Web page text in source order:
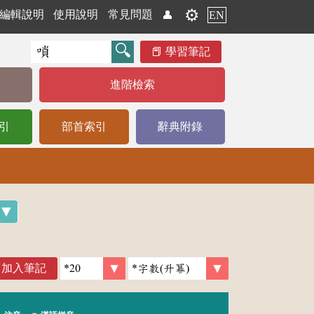
編輯說明 使用說明 常見問題 👤 ⚙️ EN
學習筆記
進階檢索
部首索引 辭典附錄
加入筆記